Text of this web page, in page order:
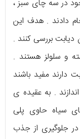
در سه چای سبز ،
دادند . هدف این
دیابت بررسی کنند .
و سلولز هستند .
دارند مفید باشند
. به عقیده‌ ی
سیاه حاوی پلی
جلوگیری از جذب